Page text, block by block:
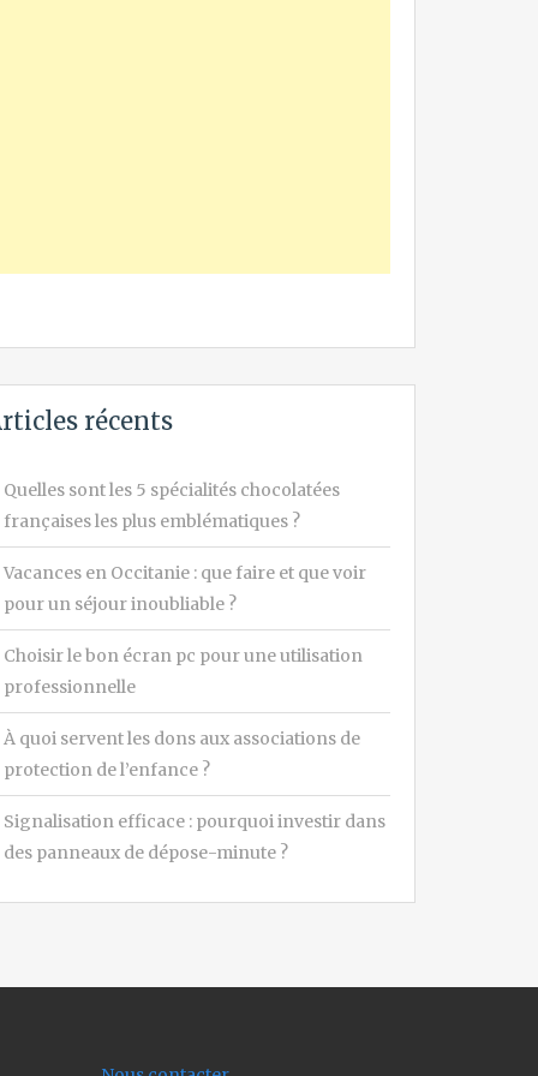
récents
Quelles sont les 5 spécialités chocolatées
françaises les plus emblématiques ?
Vacances en Occitanie : que faire et que voir
pour un séjour inoubliable ?
Choisir le bon écran pc pour une utilisation
professionnelle
À quoi servent les dons aux associations de
protection de l’enfance ?
Signalisation efficace : pourquoi investir dans
des panneaux de dépose-minute ?